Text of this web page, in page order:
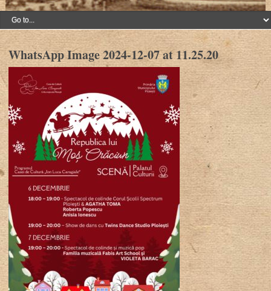
WhatsApp Image 2024-12-07 at 11.25.20